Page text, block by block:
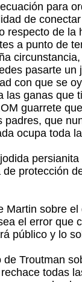
para
de
respecto de la
a punto de
pasarte un
con que se
las ganas que
guarrete
padres, que
ocupa toda
persianita
de protección
Martin sobre
el error que
público y lo
de Troutman
todas